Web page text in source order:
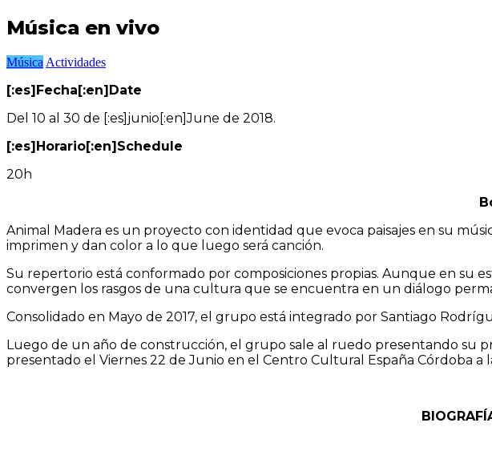
Música en vivo
Música Actividades
[:es]Fecha[:en]Date
Del 10 al 30 de [:es]junio[:en]June de 2018.
[:es]Horario[:en]Schedule
20h
Animal Madera es un proyecto con identidad que evoca paisajes en su
imprimen y dan color a lo que luego será canción.
Su repertorio está conformado por composiciones propias. Aunque en su
convergen los rasgos de una cultura que se encuentra en un diálogo
Consolidado en Mayo de 2017, el grupo está integrado por Santiago
Luego de un año de construcción, el grupo sale al ruedo presentando su
presentado el Viernes 22 de Junio en el Centro Cultural España Córdoba a